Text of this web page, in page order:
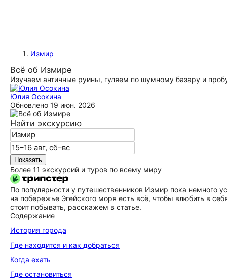
Измир
Всё об Измире
Изучаем античные руины, гуляем по шумному базару и
Юлия Осокина
Обновлено 19 июн. 2026
Найти экскурсию
Показать
Более 11 экскурсий и туров по всему миру
По популярности у путешественников Измир пока немного
на побережье Эгейского моря есть всё, чтобы влюбить в
стоит побывать, расскажем в статье.
Содержание
История города
Где находится и как добраться
Когда ехать
Где остановиться